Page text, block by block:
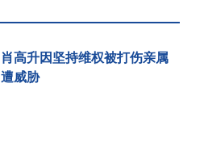
肖高升因坚持维权被打伤亲属
遭威胁